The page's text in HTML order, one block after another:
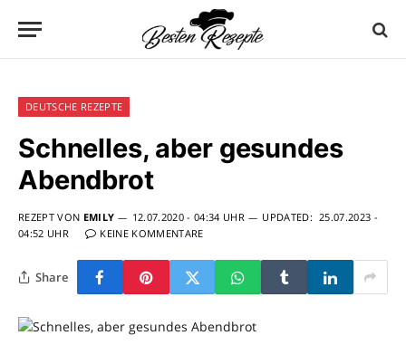
DEUTSCHE REZEPTE
Schnelles, aber gesundes
Abendbrot
REZEPT VON EMILY 12.07.2020 - 04:34 UHR UPDATED: 25.07.2023 -
04:52 UHR
KEINE KOMMENTARE
Share